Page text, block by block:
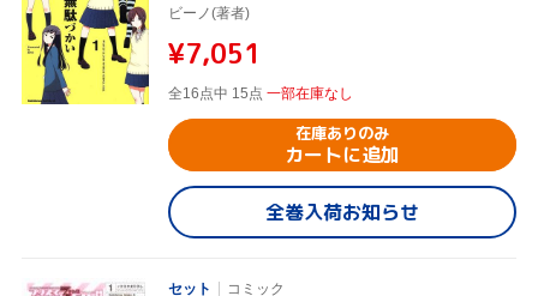
ビーノ(著者)
¥7,051
全16点中 15点 一部在庫なし
在庫ありのみ
カートに追加
全巻入荷お知らせ
セット コミック